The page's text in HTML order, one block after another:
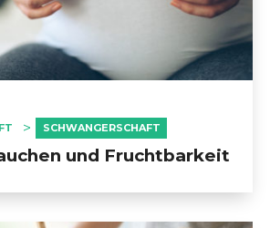
SCHWANGERSCHAFT
und Fruchtbarkeit